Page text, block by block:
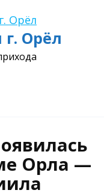
Орёл
Орла —